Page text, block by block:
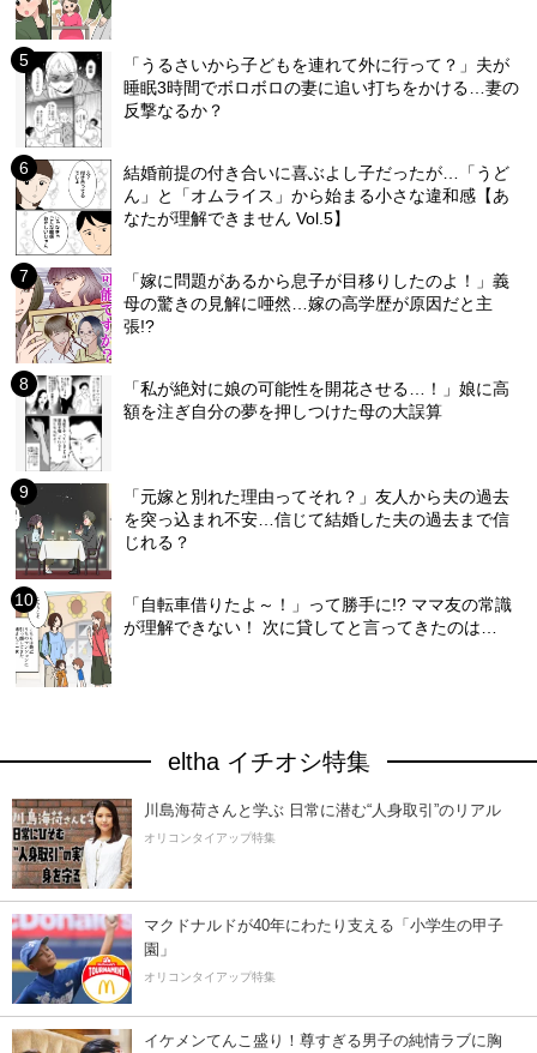
「うるさいから子どもを連れて外に行って？」夫が
睡眠3時間でボロボロの妻に追い打ちをかける…妻の
反撃なるか？
結婚前提の付き合いに喜ぶよし子だったが…「うど
ん」と「オムライス」から始まる小さな違和感【あ
なたが理解できません Vol.5】
「嫁に問題があるから息子が目移りしたのよ！」義
母の驚きの見解に唖然…嫁の高学歴が原因だと主
張!?
「私が絶対に娘の可能性を開花させる…！」娘に高
額を注ぎ自分の夢を押しつけた母の大誤算
「元嫁と別れた理由ってそれ？」友人から夫の過去
を突っ込まれ不安…信じて結婚した夫の過去まで信
じれる？
「自転車借りたよ～！」って勝手に!? ママ友の常識
が理解できない！ 次に貸してと言ってきたのは…
eltha イチオシ特集
川島海荷さんと学ぶ 日常に潜む“人身取引”のリアル
オリコンタイアップ特集
マクドナルドが40年にわたり支える「小学生の甲子
園」
オリコンタイアップ特集
イケメンてんこ盛り！尊すぎる男子の純情ラブに胸